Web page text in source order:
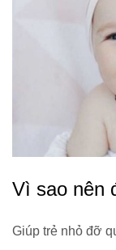
Vì sao nên
Giúp trẻ nhỏ đỡ